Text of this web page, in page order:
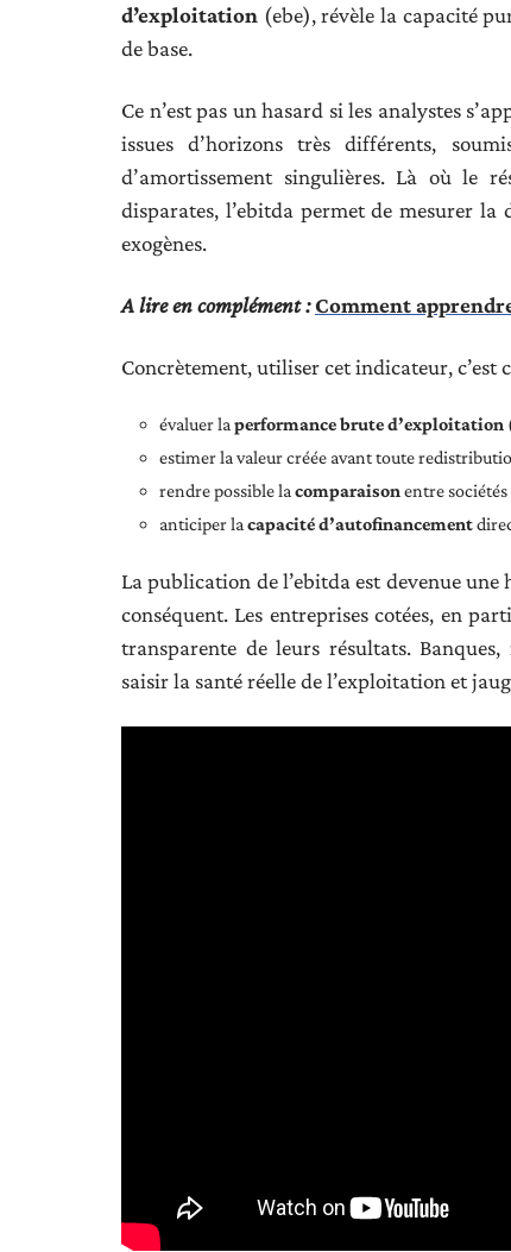
d’exploitation (ebe), révèle la capacité
de base.
Ce n’est pas un hasard si les analystes
issues d’horizons très différents,
d’amortissement singulières. Là où le
disparates, l’ebitda permet de mesurer la
exogènes.
A lire en complément :Comment
Concrètement, utiliser cet indicateur, c’est
évaluer la performance brute d’exploitation
estimer la valeur créée avant toute
rendre possible la comparaison entre
anticiper la capacité d’autofinancement
La publication de l’ebitda est devenue
conséquent. Les entreprises cotées, en
transparente de leurs résultats.
saisir la santé réelle de l’exploitation et